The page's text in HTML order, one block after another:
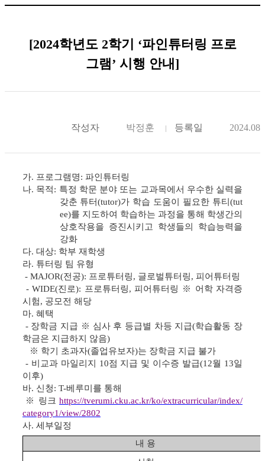
[2024학년도 2학기 ‘파인튜터링 프로
그램’ 시행 안내]
작성자 박정훈 등록일
가. 프로그램명: 파인튜터링
나. 목적: 특정 학문 분야 또는 교과목에서 우수한 실력을
갖춘 튜터(tutor)가 학습 도움이 필요한 튜티(tut
ee)를 지도하여 학습하는 과정을 통해 학생간의
상호작용을 증진시키고
학생들의 학습능력을
강화
다. 대상: 학부 재학생
라. 튜터링 팀 유형
- MAJOR(전공): 프로튜터링, 글로벌튜터링, 피어튜터링
- WIDE(진로): 프로튜터링, 피어튜터링 ※ 어학 자격증
시험, 공모전 해당
마. 혜택
- 장학금 지급 ※ 심사 후 등급별 차등 지급(학습활동 장
학금은 지급하지 않음)
※ 학기 초과자(졸업유보자)는 장학금 지급 불가
- 비교과 마일리지 10점 지급 및 이수증 발급(12월 13일
이후)
바. 신청: T-베루미를 통해
※
링크 https://tverumi.cku.ac.kr/ko/extracurricular/index/
category1/view/2802
사. 세부일정
내 용